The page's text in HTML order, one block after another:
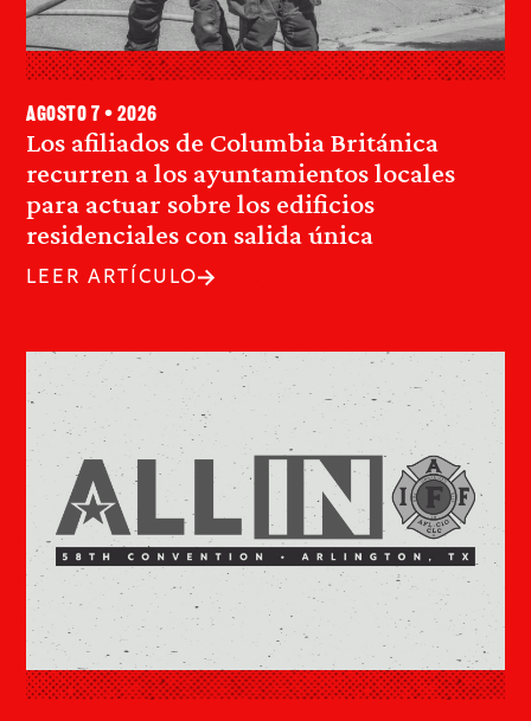
Los afiliados de Columbia Británica
recurren a los ayuntamientos locales
para actuar sobre los edificios
residenciales con salida única
agosto 7 • 2026
LEER ARTÍCULO